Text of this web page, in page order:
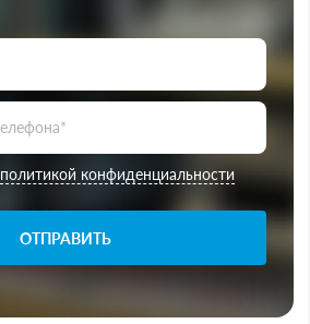
политикой конфиденциальности
ОТПРАВИТЬ